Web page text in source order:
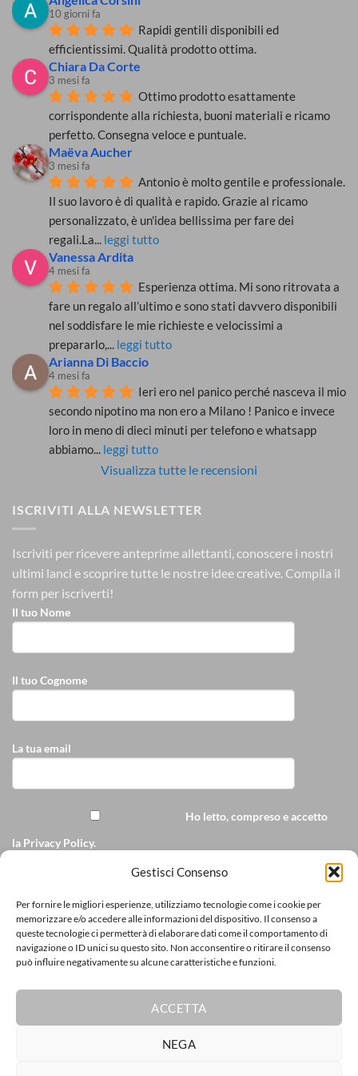
Gestisci Consenso
Per fornire le migliori esperienze, utilizziamo tecnologie come i cookie per
memorizzare e/o accedere alle informazioni del dispositivo. Il consenso a
queste tecnologie ci permetterà di elaborare dati come il comportamento di
navigazione o ID unici su questo sito. Non acconsentire o ritirare il consenso
può influire negativamente su alcune caratteristiche e funzioni.
ACCETTA
NEGA
coronavirus?
10 giorni fa
Rapidi gentili disponibili ed
efficientissimi. Qualità prodotto ottima.
Chiara Da Corte
3 mesi fa
Ottimo prodotto esattamente
corrispondente alla richiesta, buoni materiali e ricamo
perfetto. Consegna veloce e puntuale.
Maëva Aucher
3 mesi fa
Antonio è molto gentile e professionale.
Il suo lavoro è di qualità e rapido. Grazie al ricamo
personalizzato, è un'idea bellissima per fare dei
regali.La... leggi tutto
Vanessa Ardita
4 mesi fa
Esperienza ottima. Mi sono ritrovata a
fare un regalo all’ultimo e sono stati davvero disponibili
nel soddisfare le mie richieste e velocissimi a
prepararlo,... leggi tutto
Arianna Di Baccio
4 mesi fa
Ieri ero nel panico perché nasceva il mio
secondo nipotino ma non ero a Milano ! Panico e invece
loro in meno di dieci minuti per telefono e whatsapp
abbiamo... leggi tutto
Visualizza tutte le recensioni
ISCRIVITI ALLA NEWSLETTER
Iscriviti per ricevere anteprime allettanti, conoscere i nostri
ultimi lanci e scoprire tutte le nostre idee creative. Compila il
form per iscriverti!
Il tuo Nome
Il tuo Cognome
La tua email
Ho letto, compreso e accetto
la Privacy Policy.
ricamopersonalizzato.it via e-mail
[cf7sr-simple-recaptcha]